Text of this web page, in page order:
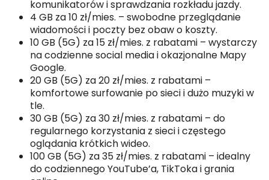
komunikatorów i sprawdzania rozkładu jazdy.
4 GB za 10 zł/mies. – swobodne przeglądanie
wiadomości i poczty bez obaw o koszty.
10 GB (5G) za 15 zł/mies. z rabatami – wystarczy
na codzienne social media i okazjonalne Mapy
Google.
20 GB (5G) za 20 zł/mies. z rabatami –
komfortowe surfowanie po sieci i dużo muzyki w
tle.
30 GB (5G) za 30 zł/mies. z rabatami – do
regularnego korzystania z sieci i częstego
oglądania krótkich wideo.
100 GB (5G) za 35 zł/mies. z rabatami – idealny
do codziennego YouTube’a, TikToka i grania